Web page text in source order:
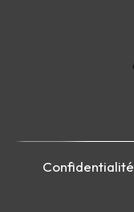
Confidentialité